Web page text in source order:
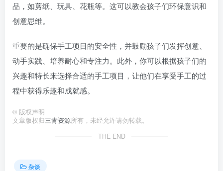
品，如剪纸、玩具、花瓶等。这可以教会孩子们环保意识和
创意思维。
重要的是确保手工项目的安全性，并鼓励孩子们发挥创意、
动手实践、培养耐心和专注力。此外，你可以根据孩子们的
兴趣和特长来选择合适的手工项目，让他们在享受手工的过
程中获得乐趣和成就感。
© 版权声明
文章版权归三青资源所有，未经允许请勿转载。
THE END
杂谈